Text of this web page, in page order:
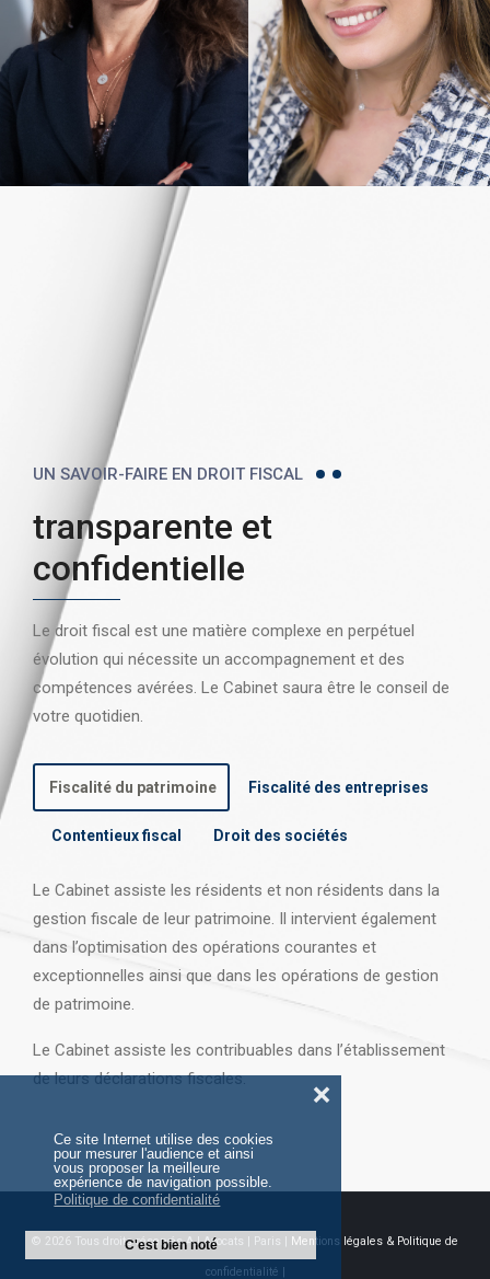
Ce site Internet utilise des cookies
pour mesurer l'audience et ainsi
vous proposer la meilleure
expérience de navigation possible.
Politique de confidentialité
C'est bien noté
❌
UN SAVOIR-FAIRE EN DROIT FISCAL
transparente et
confidentielle
Le droit fiscal est une matière complexe en perpétuel
évolution qui nécessite un accompagnement et des
compétences avérées. Le Cabinet saura être le conseil de
votre quotidien.
Fiscalité du patrimoine Fiscalité des entreprises
Contentieux fiscal Droit des sociétés
Le Cabinet assiste les résidents et non résidents dans la
gestion fiscale de leur patrimoine. Il intervient également
dans l’optimisation des opérations courantes et
exceptionnelles ainsi que dans les opérations de gestion
de patrimoine.
Le Cabinet assiste les contribuables dans l’établissement
de leurs déclarations fiscales.
© 2026 Tous droits réservés AJ Avocats | Paris | Mentions légales & Politique de
confidentialité |